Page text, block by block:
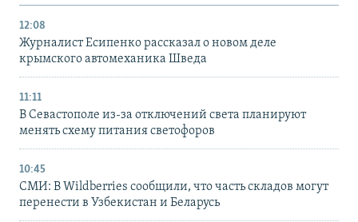
12:08
Журналист Есипенко рассказал о новом деле
крымского автомеханика Шведа
11:11
В Севастополе из-за отключений света планируют
менять схему питания светофоров
10:45
СМИ: В Wildberries сообщили, что часть складов могут
перенести в Узбекистан и Беларусь